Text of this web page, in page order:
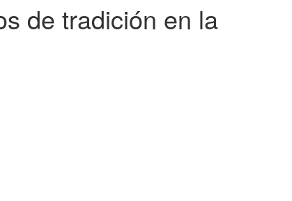
de tradición en la